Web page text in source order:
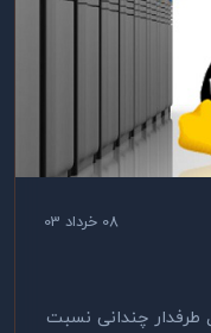
08 خرداد 03
چندانی نسبت